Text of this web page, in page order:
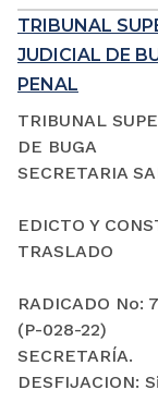
TRIBUNAL
JUDICIAL DE
PENAL
TRIBUNAL
DE BUGA
SECRETARIA
EDICTO Y
TRASLADO
RADICADO No:
(P-028-22)
SECRETARÍA.
DESFIJACION: